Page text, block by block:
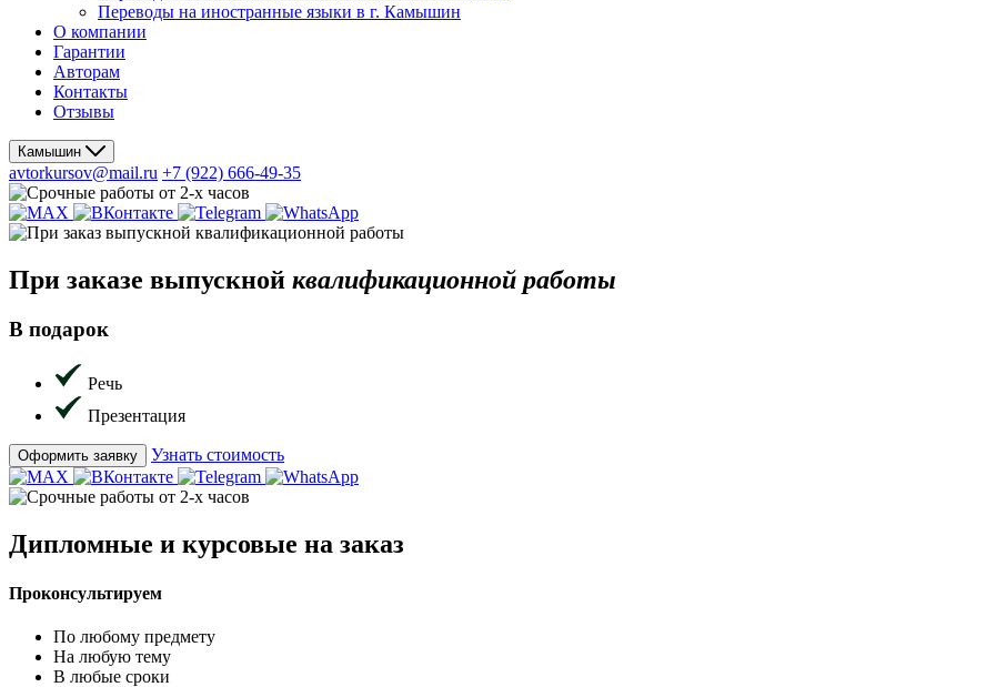
Переводы на иностранные языки в г. Камышин
О компании
Гарантии
Авторам
Контакты
Отзывы
Камышин
avtorkursov@mail.ru +7 (922) 666-49-35
При заказе выпускной квалификационной работы
В подарок
Речь
Презентация
Оформить заявку Узнать стоимость
Дипломные и курсовые на заказ
Проконсультируем
По любому предмету
На любую тему
В любые сроки